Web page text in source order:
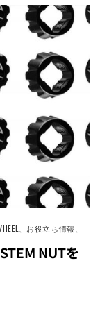
、 お役立ち情報、
NUTを